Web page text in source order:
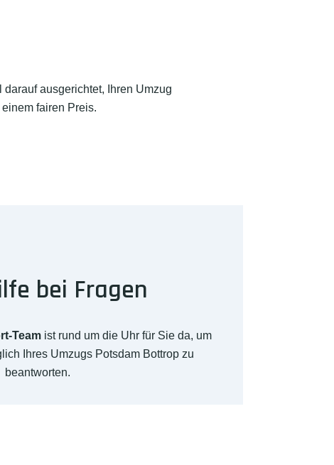
ausgerichtet, Ihren Umzug
fairen Preis.
bei Fragen
Teamist rund um die Uhr für Sie da, um
Ihres Umzugs Potsdam Bottrop zu
beantworten.